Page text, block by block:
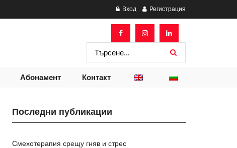
Вход Регистрация
Абонамент Контакт
Последни публикации
Смехотерапия срещу гняв и стрес